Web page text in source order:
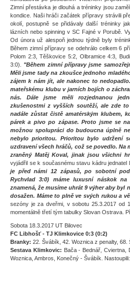
Zimní přestávka je dlouhá a tréninky jsou
kondice. Naši hráči začátek přípravy strávili
okolí, postupně se přidávaly další tréninky
lázních nebo spinning v SC Fajné v Porubě.
Od února už alespoň jednou týdně byly
Během zimní přípravy se odehrálo celkem 6
Polom 2:3, Těškovice 5:2, Olbramice 4:3,
3:0). "Během zimní přípravy jsme
Měli jsme tady na zkoušce jednoho
zájem k nám jít, ale nakonec to
mateřskému klubu v jarních bojích o
nás. Dále jsme měli rozjednanou
zkušenostmi z vyšších soutěží, ale zde
nadále zůstat čistě amatérským klubem,
párek a pivo po zápase. Proto jsme se
možnou spolupráci do budoucna úplně
nebylo prioritou. Prioritou bylo udržení
uzdravení všech hráčů, což se povedlo. Na
zraněný Matěj Koval, jinak jsou všichni
vyjádřil se k současnému stavu kádru
je před námi 12 zápasů, po sobotní
Rychvlad 3:0) máme luxusní náskok
znamená, že musíme uhrát 9 výher aby byl
dosažen. Máme to plně ve svých rukou a
sezóny je za dveřmi, v sobotu 25.3.2017 od
momentálně třetí tým tabulky Slovan Ostrava.
Sobota 18.3.2017 UT Bilovec
FC Libhošť - TJ Klimkovice 0:3 (0:2)
Branky: 22. Švábík, 42. Woznica z penalty, 68.
Sestava Klimkovic: Bača - Bednář, Cviertna,
Woznica, Ambros, Konečný - Švábík.